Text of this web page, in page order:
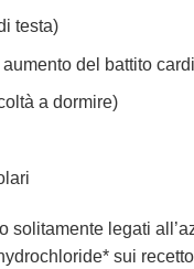
testa)
del battito
a dormire)
solitamente legati
sui